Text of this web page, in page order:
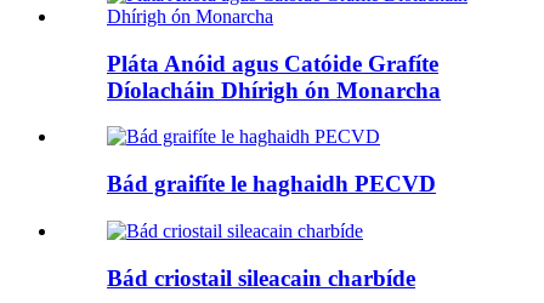
Pláta Anóid agus Catóide Grafíte
Díolacháin Dhírigh ón Monarcha
Bád graifíte le haghaidh PECVD
Bád criostail sileacain charbíde